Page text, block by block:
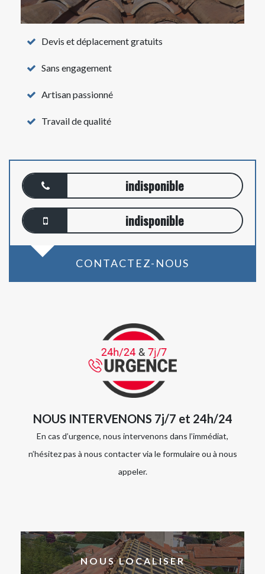
Devis et déplacement gratuits
Sans engagement
Artisan passionné
Travail de qualité
indisponible
indisponible
CONTACTEZ-NOUS
NOUS INTERVENONS 7j/7 et 24h/24
En cas d’urgence, nous intervenons dans l’immédiat,
n’hésitez pas à nous contacter via le formulaire ou à nous
appeler.
NOUS LOCALISER